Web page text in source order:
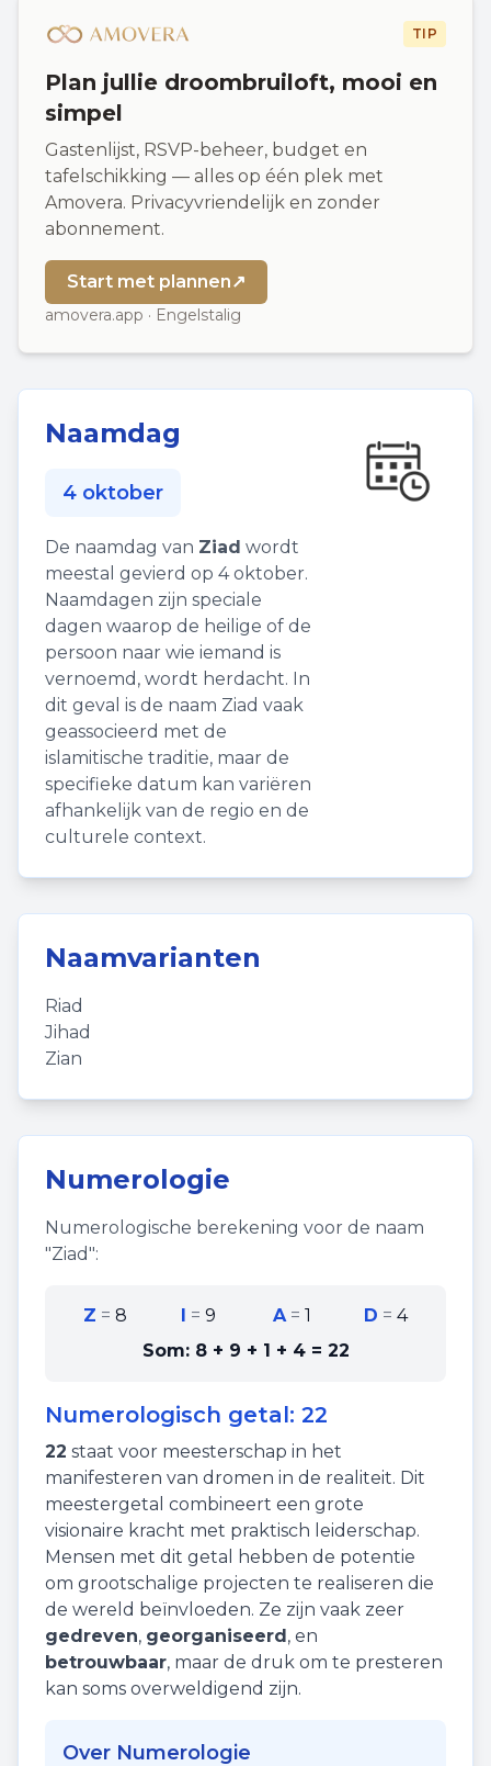
TIP
Plan jullie droombruiloft, mooi en
simpel
Gastenlijst, RSVP-beheer, budget en
tafelschikking — alles op één plek met
Amovera. Privacyvriendelijk en zonder
abonnement.
Start met plannen↗
amovera.app · Engelstalig
Naamdag
4 oktober
De naamdag van Ziad wordt
meestal gevierd op 4 oktober.
Naamdagen zijn speciale
dagen waarop de heilige of de
persoon naar wie iemand is
vernoemd, wordt herdacht. In
dit geval is de naam Ziad vaak
geassocieerd met de
islamitische traditie, maar de
specifieke datum kan variëren
afhankelijk van de regio en de
culturele context.
Naamvarianten
Riad
Jihad
Zian
Numerologie
Numerologische berekening voor de naam
"Ziad":
Z = 8 I =9 A=1 D =4
Som: 8 + 9 + 1 + 4= 22
Numerologisch getal: 22
22 staat voor meesterschap in het
manifesteren van dromen in de realiteit. Dit
meestergetal combineert een grote
visionaire kracht met praktisch leiderschap.
Mensen met dit getal hebben de potentie
om grootschalige projecten te realiseren die
de wereld beïnvloeden. Ze zijn vaak zeer
gedreven, georganiseerd, en
betrouwbaar, maar de druk om te presteren
kan soms overweldigend zijn.
Over Numerologie